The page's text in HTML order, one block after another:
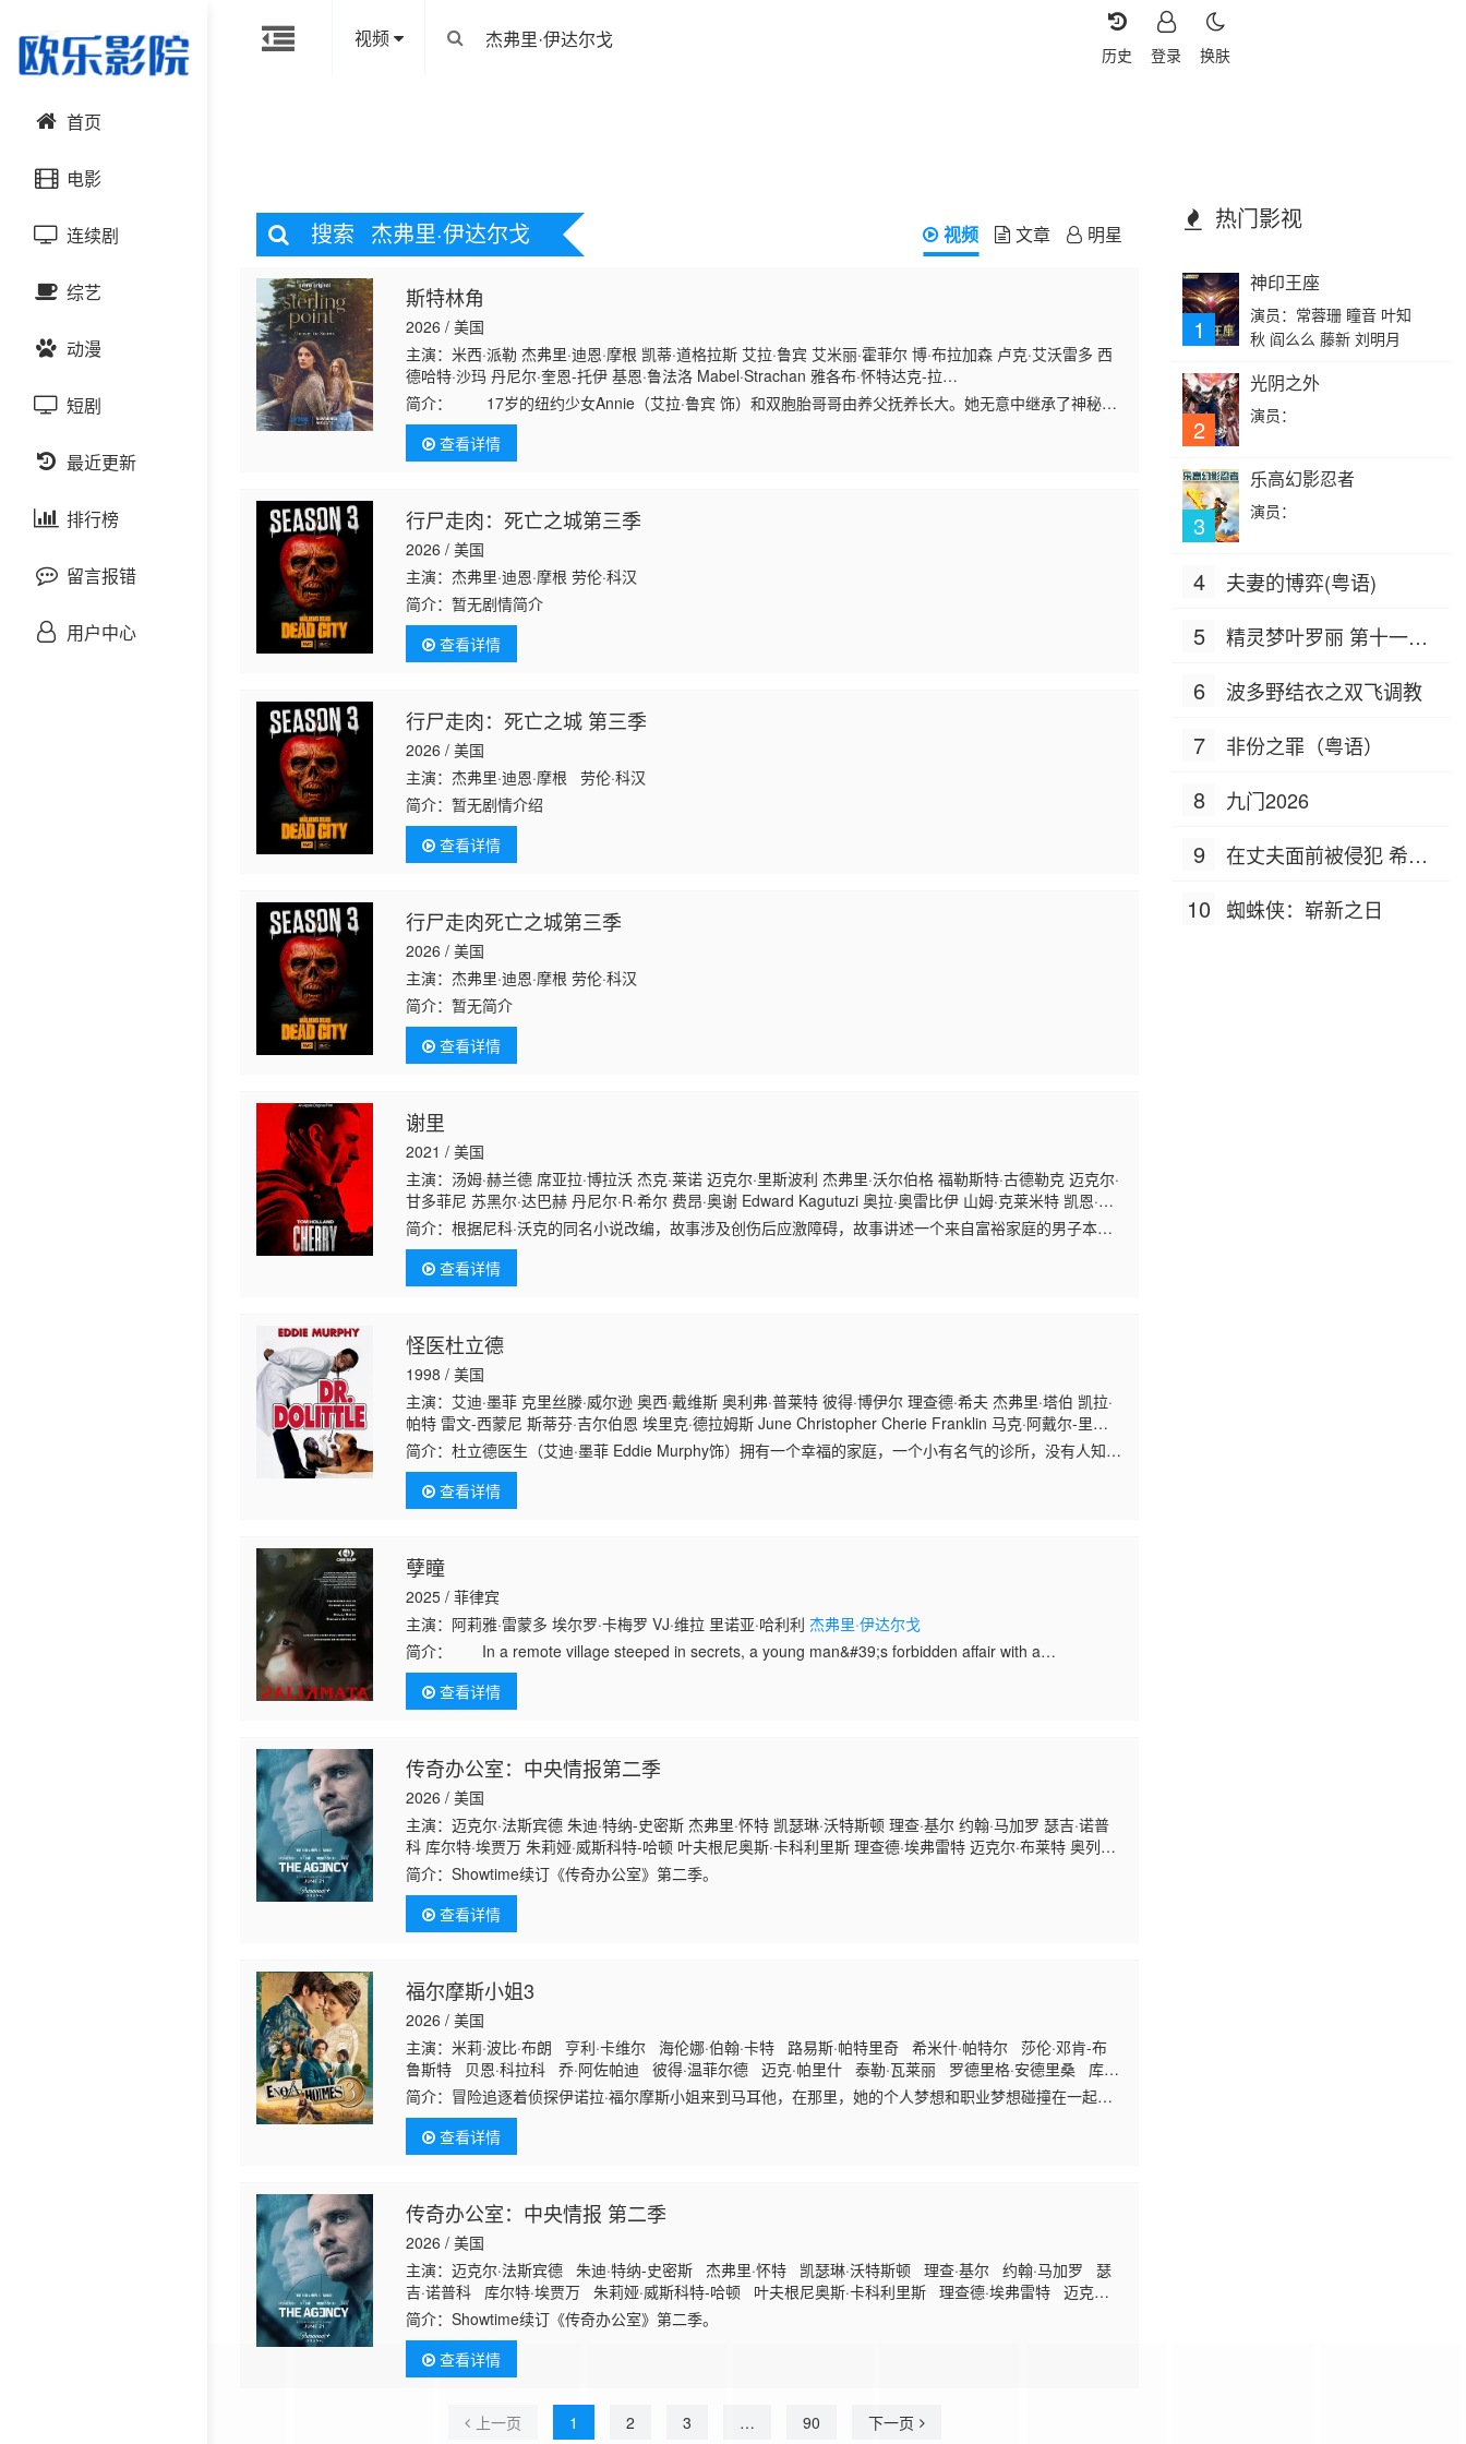
视频
换肤
登录
历史
首页
电影
动作片
喜剧片
爱情片
科幻片
恐怖片
剧情片
战争片
悬疑片
连续剧
国产剧
港台剧
日韩剧
欧美剧
泰国剧
综艺
大陆综艺
日韩综艺
港台综艺
欧美综艺
动漫
国产动漫
日韩动漫
欧美动漫
短剧
最近更新
排行榜
留言报错
用户中心
搜索 杰弗里·伊达尔戈 视频 文章 明星
斯特林角
2026 / 美国
主演：米西·派勒 杰弗里·迪恩·摩根 凯蒂·道格拉斯 艾拉·鲁宾 艾米丽·霍菲尔 博·布拉加森 卢克·艾沃雷多 西
德哈特·沙玛 丹尼尔·奎恩-托伊 基恩·鲁法洛 Mabel·Strachan 雅各布·怀特达克-拉
瓦 Nikko·Angelo·Hinayo Christopher·Omari 凯特·惠勒
简介：
17岁的纽约少女Annie（艾拉·鲁宾 饰）和双胞胎哥哥由养父抚养长大。她无意中继承了神秘外
祖父在加拿大
查看详情
行尸走肉：死亡之城第三季
2026 / 美国
主演：杰弗里·迪恩·摩根 劳伦·科汉
简介：暂无剧情简介
查看详情
行尸走肉：死亡之城 第三季
2026 / 美国
主演：杰弗里·迪恩·摩根 劳伦·科汉
简介：暂无剧情介绍
查看详情
行尸走肉死亡之城第三季
2026 / 美国
主演：杰弗里·迪恩·摩根 劳伦·科汉
简介：暂无简介
查看详情
谢里
2021 / 美国
主演：汤姆·赫兰德 席亚拉·博拉沃 杰克·莱诺 迈克尔·里斯波利 杰弗里·沃尔伯格 福勒斯特·古德勒克 迈克尔·
甘多菲尼 苏黑尔·达巴赫 丹尼尔·R·希尔 费昂·奥谢 Edward Kagutuzi 奥拉·奥雷比伊 山姆·克莱米特 凯恩·扎
贾斯 凯尔 托马斯·列农 西奥·巴克利姆-比格斯 普奇·豪尔 利奥·伍德尔 何塞·巴勃罗·坎蒂略 小达蒙·韦恩斯 亚
当·朗 利亚姆·加里根 弗兰克·布莱克 杰弗里·格罗弗 凯莱·霍华德 凯莉·伯格伦德 乔·罗素 瑞奇·韦恩 克雷格·赫
利 杰米·布鲁尔 托尼·戈因斯 贾辛特·布
简介：根据尼科·沃克的同名小说改编，故事涉及创伤后应激障碍，故事讲述一个来自富裕家庭的男子本拥
有美好生活，此后他远离家乡，到伊拉克成为一名军医，而当他返回家乡后便患上了创伤后应激障碍，此
后他吸毒、负债累累，
查看详情
怪医杜立德
1998 / 美国
主演：艾迪·墨菲 克里丝滕·威尔逊 奥西·戴维斯 奥利弗·普莱特 彼得·博伊尔 理查德·希夫 杰弗里·塔伯 凯拉·
帕特 雷文-西蒙尼 斯蒂芬·吉尔伯恩 埃里克·德拉姆斯 June Christopher Cherie Franklin 马克·阿戴尔-里奥
斯 Don Calfa Kellye Nakahara 贝丝·格兰特 Yule Caise 卡尔·T·怀特 罗明 诺曼·麦克唐纳徳 艾伯特·布鲁克
斯 克里斯·洛克 雷尼·桑托尼 约翰·雷吉扎莫 朱莉·卡夫娜 盖瑞·山德林 艾伦·德杰尼勒斯 布赖恩·道尔 菲尔·普
简介：杜立德医生（艾迪·墨菲 Eddie Murphy饰）拥有一个幸福的家庭，一个小有名气的诊所，没有人知道
他曾经有着异常的经历，那就是能够听懂动物的说话。小时候，他就和猫狗马驴之类的动物交谈过，了解
动物的查看详情
孽瞳
2025 / 菲律宾
主演：阿莉雅·雷蒙多 埃尔罗·卡梅罗 VJ·维拉 里诺亚·哈利利 杰弗里·伊达尔戈
简介：
In a remote village steeped in secrets, a young man&#39;s forbidden affair with a
politician&#39;s
查看详情
传奇办公室：中央情报第二季
2026 / 美国
主演：迈克尔·法斯宾德 朱迪·特纳-史密斯 杰弗里·怀特 凯瑟琳·沃特斯顿 理查·基尔 约翰·马加罗 瑟吉·诺普
科 库尔特·埃贾万 朱莉娅·威斯科特-哈顿 叶夫根尼奥斯·卡科利里斯 理查德·埃弗雷特 迈克尔·布莱特 奥列克
桑德·鲁登斯基
简介：Showtime续订《传奇办公室》第二季。
查看详情
福尔摩斯小姐3
2026 / 美国
主演：米莉·波比·布朗 亨利·卡维尔 海伦娜·伯翰·卡特 路易斯·帕特里奇 希米什·帕特尔 莎伦·邓肯-布
鲁斯特 贝恩·科拉科 乔·阿佐帕迪 彼得·温菲尔德 迈克·帕里什 泰勒·瓦莱丽 罗德里格·安德里桑 库尔
特·拉费尔拉 利亚姆·杰弗里 马克西姆·杜兰德 亚历克斯·加斯佩雷蒂 西奥多·扎米特
简介： 冒险追逐着侦探伊诺拉·福尔摩斯小姐来到马耳他，在那里，她的个人梦想和职业梦想碰撞在一起，
她所面对的案件比以往任何案件都更加纠结和诡谲……
查看详情
传奇办公室：中央情报 第二季
2026 / 美国
主演：迈克尔·法斯宾德 朱迪·特纳-史密斯 杰弗里·怀特 凯瑟琳·沃特斯顿 理查·基尔 约翰·马加罗 瑟
吉·诺普科 库尔特·埃贾万 朱莉娅·威斯科特-哈顿 叶夫根尼奥斯·卡科利里斯 理查德·埃弗雷特 迈克尔·
布莱特 奥列克桑德·鲁登斯基
简介：Showtime续订《传奇办公室》第二季。
查看详情
上一页 1 2 3 … 90 下一页
热门影视
1
神印王座
演员：常蓉珊 瞳音 叶知
秋 阎么么 藤新 刘明月
2
光阴之外
演员：
3
乐高幻影忍者
演员：
4 夫妻的博弈(粤语)
5
精灵梦叶罗丽 第十一季
6 波多野结衣之双飞调教
7 非份之罪（粤语）
8 九门2026
9
在丈夫面前被侵犯 希岛
10 蜘蛛侠：崭新之日